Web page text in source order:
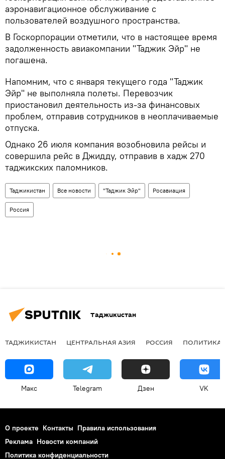
аэронавигационное обслуживание с
пользователей воздушного пространства.
В Госкорпорации отметили, что в настоящее время
задолженность авиакомпании "Таджик Эйр" не
погашена.
Напомним, что с января текущего года "Таджик
Эйр" не выполняла полеты. Перевозчик
приостановил деятельность из-за финансовых
проблем, отправив сотрудников в неоплачиваемые
отпуска.
Однако 26 июля компания возобновила рейсы и
совершила рейс в Джидду, отправив в хадж 270
таджикских паломников.
Таджикистан Все новости "Таджик Эйр" Росавиация
Россия
Таджикистан
ТАДЖИКИСТАН ЦЕНТРАЛЬНАЯ АЗИЯ РОССИЯ ПОЛИТИКА
Макс Telegram Дзен VK
О проекте Контакты Правила использования
Реклама Новости компаний
Политика конфиденциальности